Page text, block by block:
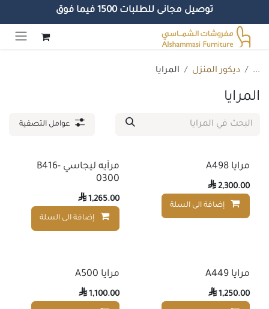
توصيل مجانى للطلبات 1500 فيما فوق
تخطي للذهاب إلى المحتوى
... ديكور المنزل المرايا
المرايا
عوامل التصفية
مرايا A498
2,300.00

إضافة الى السلة إضافة إلى قائمة الأمنيات
مرآيه ليجاسي B416-
0300
1,265.00

إضافة الى السلة
مرايا A449
1,250.00

مرايا A500
1,100.00
